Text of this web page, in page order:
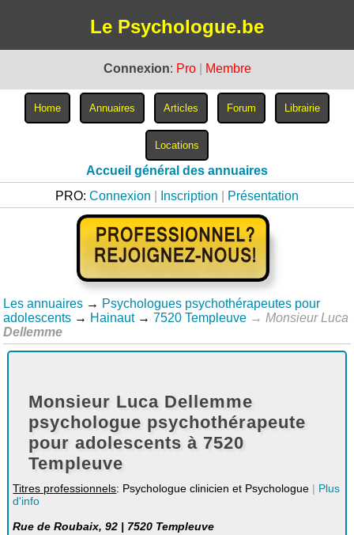
Le Psychologue.be
Connexion: Pro Membre
Accueil général des annuaires
PRO: Connexion Inscription Présentation
Les annuaires → Psychologues psychothérapeutes pour
adolescents → Hainaut → 7520 Templeuve → Monsieur Luca
Dellemme
Monsieur Luca Dellemme
psychologue psychothérapeute
pour adolescents à 7520
Templeuve
Titres professionnels: Psychologue clinicien et Psychologue | Plus
d'info
Rue de Roubaix, 92 | 7520 Templeuve